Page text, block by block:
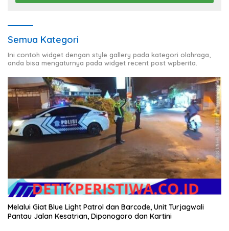
Semua Kategori
Ini contoh widget dengan style gallery pada kategori olahraga,
anda bisa mengaturnya pada widget recent post wpberita.
Melalui Giat Blue Light Patrol dan Barcode, Unit Turjagwali
Pantau Jalan Kesatrian, Diponogoro dan Kartini